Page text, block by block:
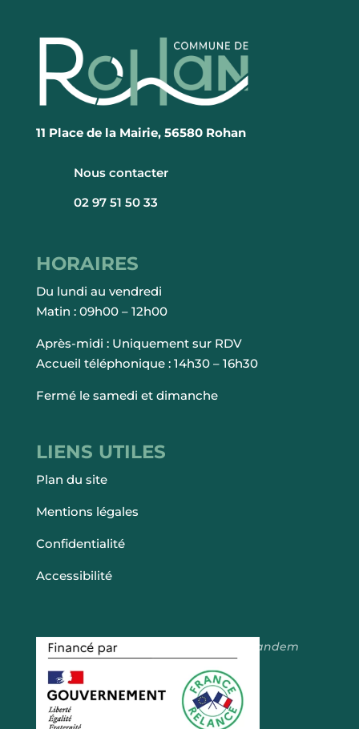
11 Place de la Mairie, 56580 Rohan
Nous contacter
02 97 51 50 33
HORAIRES
Du lundi au vendredi
Matin : 09h00 – 12h00
Après-midi : Uniquement sur RDV
Accueil téléphonique : 14h30 – 16h30
Fermé le samedi et dimanche
LIENS UTILES
Plan du site
Mentions légales
Confidentialité
Accessibilité
Fait avec ♡ en Bretagne par Breizh tandem